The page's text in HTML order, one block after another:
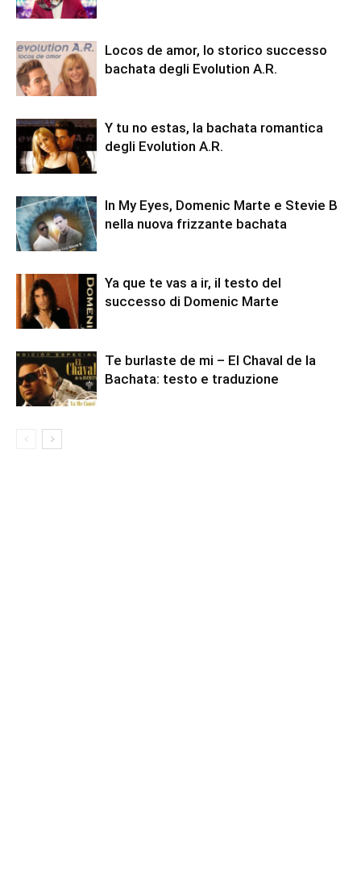
Locos de amor, lo storico successo
bachata degli Evolution A.R.
Y tu no estas, la bachata romantica
degli Evolution A.R.
In My Eyes, Domenic Marte e Stevie B
nella nuova frizzante bachata
Ya que te vas a ir, il testo del
successo di Domenic Marte
Te burlaste de mi – El Chaval de la
Bachata: testo e traduzione